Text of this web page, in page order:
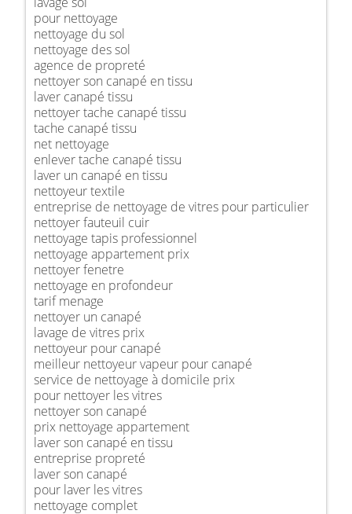
pour nettoyage
nettoyage du sol
nettoyage des sol
agence de propreté
nettoyer son canapé en tissu
laver canapé tissu
nettoyer tache canapé tissu
tache canapé tissu
net nettoyage
enlever tache canapé tissu
laver un canapé en tissu
nettoyeur textile
entreprise de nettoyage de vitres pour particulier
nettoyer fauteuil cuir
nettoyage tapis professionnel
nettoyage appartement prix
nettoyer fenetre
nettoyage en profondeur
tarif menage
nettoyer un canapé
lavage de vitres prix
nettoyeur pour canapé
meilleur nettoyeur vapeur pour canapé
service de nettoyage à domicile prix
pour nettoyer les vitres
nettoyer son canapé
prix nettoyage appartement
laver son canapé en tissu
entreprise propreté
laver son canapé
pour laver les vitres
nettoyage complet